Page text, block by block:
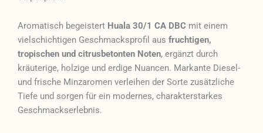
Aromatisch begeistert Huala 30/1 CA DBC mit einem
vielschichtigen Geschmacksprofil aus fruchtigen,
tropischen und citrusbetonten Noten, ergänzt durch
kräuterige, holzige und erdige Nuancen. Markante Diesel-
und frische Minzaromen verleihen der Sorte zusätzliche
Tiefe und sorgen für ein modernes, charakterstarkes
Geschmackserlebnis.